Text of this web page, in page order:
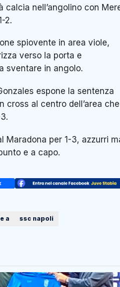
calcia nell’angolino con
2.
spiovente in area viole,
verso la porta e
sventare in angolo.
espone la sentenza
cross al centro dell’area che
Maradona per 1-3, azzurri
e a capo.
a ssc napoli